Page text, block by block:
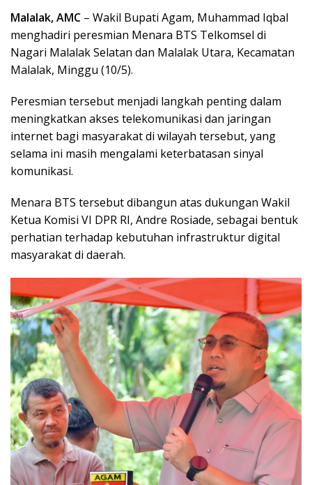
Malalak, AMC – Wakil Bupati Agam, Muhammad Iqbal
menghadiri peresmian Menara BTS Telkomsel di
Nagari Malalak Selatan dan Malalak Utara, Kecamatan
Malalak, Minggu (10/5).
Peresmian tersebut menjadi langkah penting dalam
meningkatkan akses telekomunikasi dan jaringan
internet bagi masyarakat di wilayah tersebut, yang
selama ini masih mengalami keterbatasan sinyal
komunikasi.
Menara BTS tersebut dibangun atas dukungan Wakil
Ketua Komisi VI DPR RI, Andre Rosiade, sebagai bentuk
perhatian terhadap kebutuhan infrastruktur digital
masyarakat di daerah.